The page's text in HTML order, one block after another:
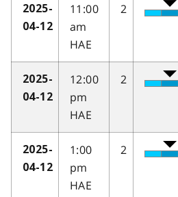
2025-
04-12
11:00
am
HAE
2
2025-
04-12
12:00
pm
HAE
2
2025-
04-12
1:00
pm
HAE
2